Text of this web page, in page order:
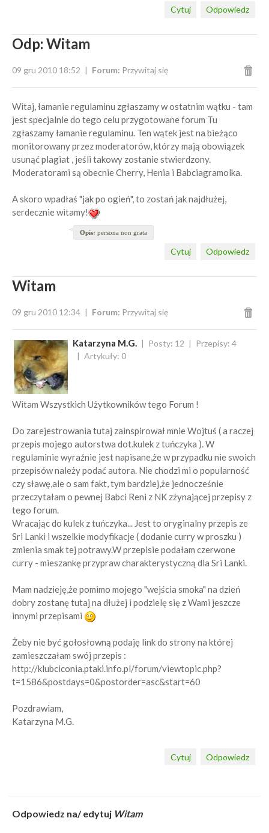
Odpowiedz
Cytuj
Odp: Witam
09 gru 2010 18:52 Forum: Przywitaj się
Witaj, łamanie regulaminu zgłaszamy w ostatnim wątku - tam
jest specjalnie do tego celu przygotowane forum Tu
zgłaszamy łamanie regulaminu. Ten wątek jest na bieżąco
monitorowany przez moderatorów, którzy mają obowiązek
usunąć plagiat , jeśli takowy zostanie stwierdzony.
Moderatorami są obecnie Cherry, Henia i Babciagramolka.
A skoro wpadłaś "jak po ogień", to zostań jak najdłużej,
serdecznie witamy!
Opis: persona non grata
Odpowiedz
Cytuj
Witam
09 gru 2010 12:34 Forum: Przywitaj się
Katarzyna M.G. Posty: 12
Przepisy: 4
Artykuły: 0
Witam Wszystkich Użytkowników tego Forum !
Do zarejestrowania tutaj zainspirował mnie Wojtuś ( a raczej
przepis mojego autorstwa dot.kulek z tuńczyka ). W
regulaminie wyraźnie jest napisane,że w przypadku nie swoich
przepisów należy podać autora. Nie chodzi mi o popularność
czy sławę,ale o sam fakt, tym bardziej,że jednocześnie
przeczytałam o pewnej Babci Reni z NK zżynającej przepisy z
tego forum.
Wracając do kulek z tuńczyka... Jest to oryginalny przepis ze
Sri Lanki i wszelkie modyfikacje ( dodanie curry w proszku )
zmienia smak tej potrawy.W przepisie podałam czerwone
curry - mieszankę przypraw charakterystyczną dla Sri Lanki.
Mam nadzieję,że pomimo mojego "wejścia smoka" na dzień
dobry zostanę tutaj na dłużej i podzielę się z Wami jeszcze
innymi przepisami
Żeby nie być gołosłowną podaję link do strony na której
zamieszczałam swój przepis :
http://klubciconia.ptaki.info.pl/forum/viewtopic.php?
t=1586&postdays=0&postorder=asc&start=60
Pozdrawiam,
Katarzyna M.G.
Odpowiedz
Cytuj
Odpowiedz na/ edytuj Witam